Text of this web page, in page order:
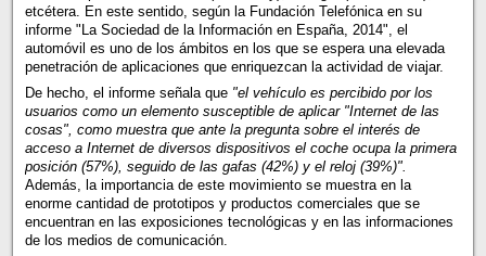
etcétera. En este sentido, según la Fundación Telefónica en su
informe "La Sociedad de la Información en España, 2014", el
automóvil es uno de los ámbitos en los que se espera una elevada
penetración de aplicaciones que enriquezcan la actividad de viajar.
De hecho, el informe señala que"el vehículo es percibido por los
usuarios como un elemento susceptible de aplicar "Internet de las
cosas", como muestra que ante la pregunta sobre el interés de
acceso a Internet de diversos dispositivos el coche ocupa la primera
posición (57%), seguido de las gafas (42%) y el reloj (39%)".
Además, la importancia de este movimiento se muestra en la
enorme cantidad de prototipos y productos comerciales que se
encuentran en las exposiciones tecnológicas y en las informaciones
de los medios de comunicación.